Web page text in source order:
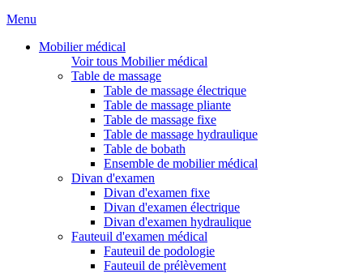
Menu
Mobilier médical
Voir tous Mobilier médical
Table de massage
Table de massage électrique
Table de massage pliante
Table de massage fixe
Table de massage hydraulique
Table de bobath
Ensemble de mobilier médical
Divan d'examen
Divan d'examen fixe
Divan d'examen électrique
Divan d'examen hydraulique
Fauteuil d'examen médical
Fauteuil de podologie
Fauteuil de prélèvement